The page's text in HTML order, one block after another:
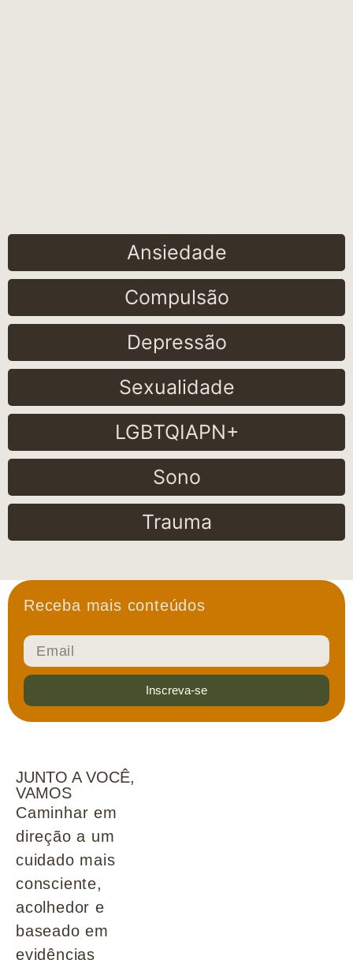
Ansiedade
Compulsão
Depressão
Sexualidade
LGBTQIAPN+
Sono
Trauma
Receba mais conteúdos
Inscreva-se
JUNTO A VOCÊ,
VAMOS
Caminhar em
direção a um
cuidado mais
consciente,
acolhedor e
baseado em
evidências